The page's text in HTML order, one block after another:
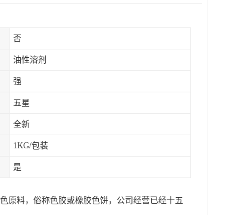
否
油性溶剂
强
五星
全新
1KG/包装
是
原料，俗称色胶或橡胶色饼，公司经营已经十五